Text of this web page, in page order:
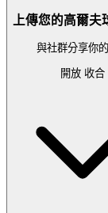
上傳您的高爾夫
與社群分享你
開放 收合